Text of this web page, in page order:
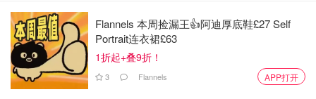
Flannels 本周捡漏王👍阿迪厚底鞋£27 Self
Portrait连衣裙£63
1折起+叠9折！
3 Flannels APP打开